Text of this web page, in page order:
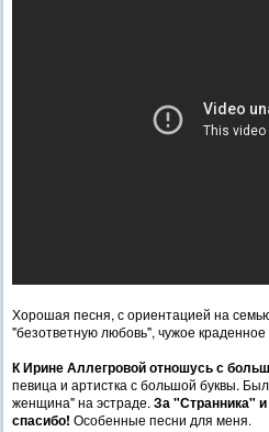
Хорошая песня, с ориентацией на
"безответную любовь", чужое
К Ирине Аллегровой отношусь с
певица и артистка с большой буквы.
женщина" на эстраде. За "Странника"
спасибо! Особенные песни для меня.